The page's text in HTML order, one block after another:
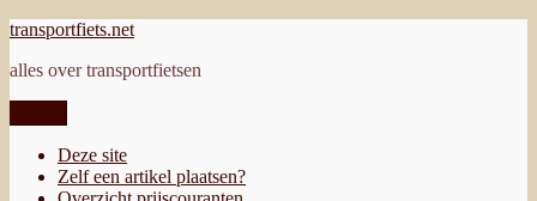
Ga
de
transportfiets.net
alles over transportfietsen
Deze site
Zelf een artikel plaatsen?